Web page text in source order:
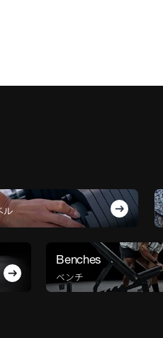
ル
Benches
ベンチ